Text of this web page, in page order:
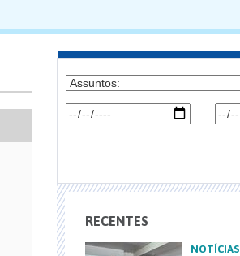
RECENTES
NOTÍCIAS